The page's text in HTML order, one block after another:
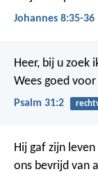
Johannes 8:35-36
Heer, bij u zoek
Wees goed
Psalm 31:2
Hij gaf zijn
ons bevrijd van